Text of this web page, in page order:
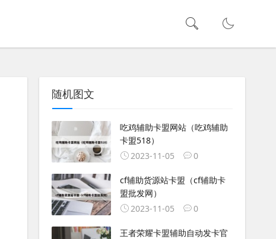
随机图文
吃鸡辅助卡盟网站（吃鸡辅助
卡盟518）
2023-11-05
0
cf辅助货源站卡盟（cf辅助卡
盟批发网）
2023-11-05
0
王者荣耀卡盟辅助自动发卡官